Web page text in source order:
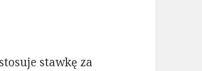
stawkę za